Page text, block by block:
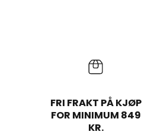
FRI FRAKT PÅ KJØP
FOR MINIMUM 849
KR.